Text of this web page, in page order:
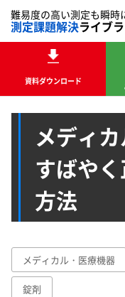
難易度の高い測定も瞬時
測定課題解決ライブ
資料ダウンロード
メディ
すばや
方法
メディカル・医療機器
錠剤